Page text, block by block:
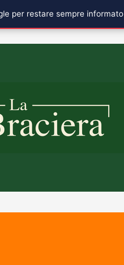
per restare sempre informato